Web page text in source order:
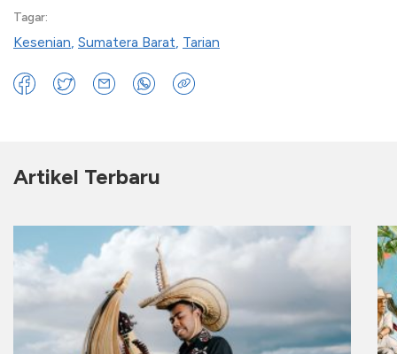
Tagar:
Kesenian, Sumatera Barat, Tarian
Artikel Terbaru